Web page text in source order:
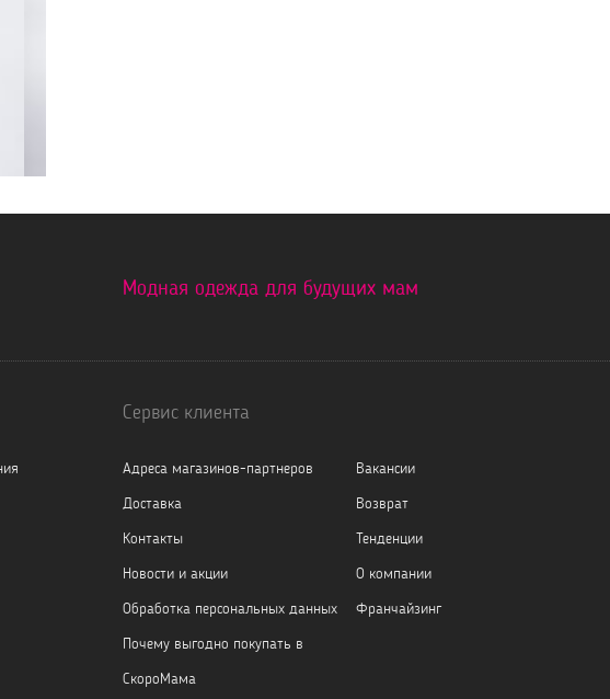
Модная одежда для будущих мам
Сервис клиента
Адреса магазинов-партнеров
Вакансии
Доставка
Возврат
Контакты
Тенденции
Новости и акции
О компании
Обработка персональных данных
Франчайзинг
Почему выгодно покупать в
СкороМама